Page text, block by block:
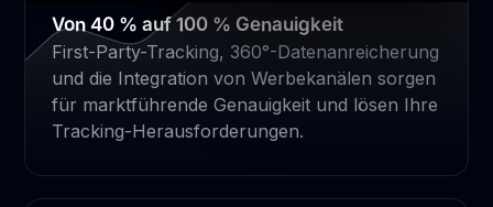
Von 40 % auf 100 % Genauigkeit
First-Party-Tracking, 360°-Datenanreicherung
und die Integration von Werbekanälen sorgen
für marktführende Genauigkeit und lösen Ihre
Tracking-Herausforderungen.